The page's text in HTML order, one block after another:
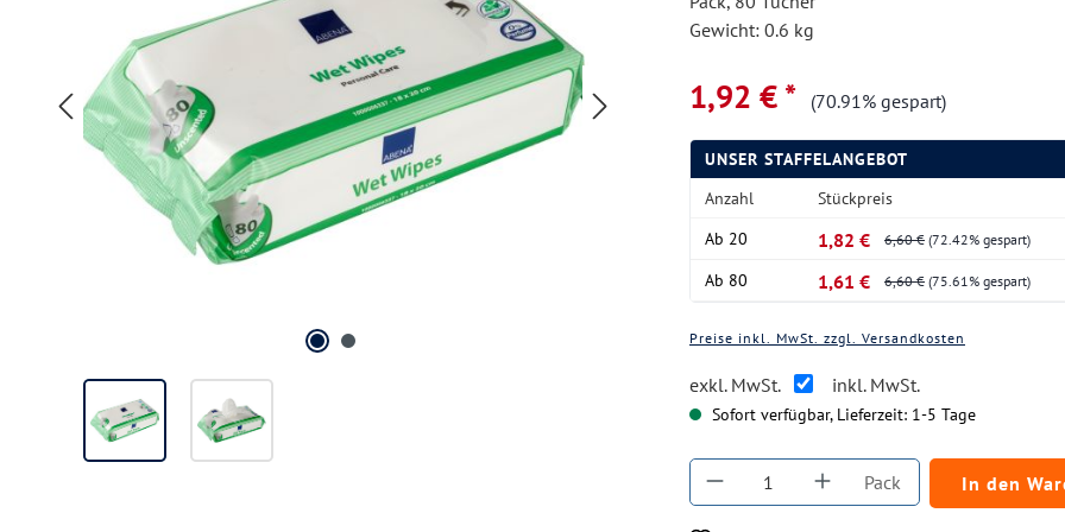
Gewicht: 0.6 kg
1,92 € * (70.91% gespart)
UNSER STAFFELANGEBOT
Anzahl
Stückpreis
Ab 20 1,82 € 6,60 € (72.42% gespart)
Ab 80 1,61 € 6,60 € (75.61% gespart)
Preise inkl. MwSt. zzgl. Versandkosten
exkl. MwSt. inkl. MwSt.
Sofort verfügbar, Lieferzeit: 1-5 Tage
Produkt Anzahl: Gib den
Pack In den